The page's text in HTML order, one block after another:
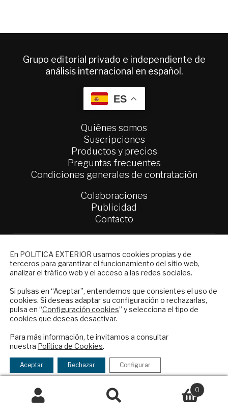
Grupo editorial privado e independiente de
análisis internacional en español.
ES
Quiénes somos
Suscripciones
Productos y precios
Preguntas frecuentes
Condiciones generales de contratación
Colaboraciones
Publicidad
Contacto
Informe Semanal de Política Exterior
Afkar/Ideas
Exterior. Todos los derechos reservadosAviso
Legal|Política de Privacidad y de Cookies
Buscar
0
Financiado por el Programa KIT Digital. Plan de
Recuperación, Transformación y Resiliencia de
España Next Generation EU.​​
Declaración de accesibilidad
En POLíTICA EXTERIOR usamos cookies propias y de
terceros para garantizar el funcionamiento del sitio web,
analizar el tráfico web y el acceso a las redes sociales.
Si pulsas en “Aceptar”, entendemos que consientes el uso de
cookies. Si deseas adaptar su configuración o rechazarlas,
pulsa en “Configuración cookies” y selecciona el tipo de
cookies que deseas desactivar.
Para más información, te invitamos a consultar
nuestra Política de Cookies.
Aceptar Rechazar Configurar
NEWSLETTER
Suscríbase a nuestro boletín electrónico y
reciba en su correo el mejor análisis
internacional en español.
Checkbox
acepto
la
política
de
política de privacidad